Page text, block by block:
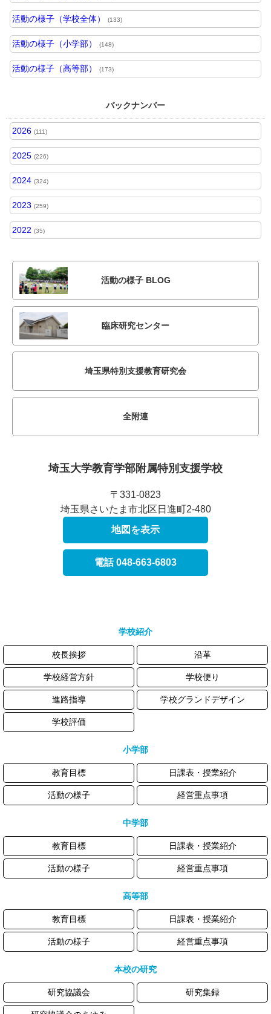
活動の様子（学校全体） (133)
活動の様子（小学部） (148)
活動の様子（高等部） (173)
バックナンバー
2026 (111)
2025 (226)
2024 (324)
2023 (259)
2022 (35)
活動の様子 BLOG
臨床研究センター
埼玉県特別支援教育研究会
全附連
埼玉大学教育学部附属特別支援学校
〒331-0823
埼玉県さいたま市北区日進町2-480
地図を表示
電話 048-663-6803
学校紹介
校長挨拶 沿革
学校経営方針 学校便り
進路指導 学校グランドデザイン
学校評価
小学部
教育目標 日課表・授業紹介
活動の様子 経営重点事項
中学部
教育目標 日課表・授業紹介
活動の様子 経営重点事項
高等部
教育目標 日課表・授業紹介
活動の様子 経営重点事項
本校の研究
研究協議会 研究集録